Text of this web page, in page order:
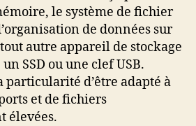
le système de fichier
de données sur
autre appareil de stockage
SSD ou une clef USB.
particularité d’être adapté à
et de fichiers
élevées.